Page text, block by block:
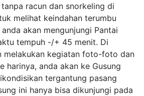
racun dan snorkeling di
melihat keindahan terumbu
akan mengunjungi Pantai
tempuh -/+ 45 menit. Di
melakukan kegiatan foto-foto dan
harinya, anda akan ke Gusung
tergantung pasang
ini hanya bisa dikunjungi pada